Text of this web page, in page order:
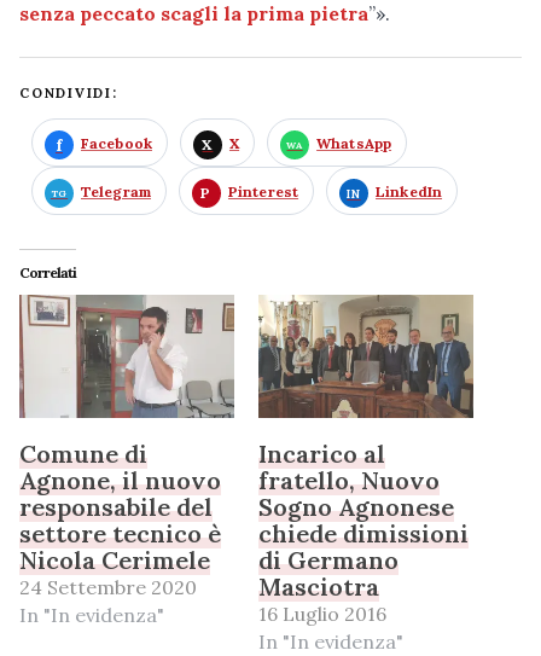
senza peccato scagli la prima pietra”».
CONDIVIDI:
Facebook X WhatsApp
Telegram Pinterest LinkedIn
Correlati
Comune di
Agnone, il nuovo
responsabile del
settore tecnico è
Nicola Cerimele
24 Settembre 2020
In "In evidenza"
Incarico al
fratello, Nuovo
Sogno Agnonese
chiede dimissioni
di Germano
Masciotra
16 Luglio 2016
In "In evidenza"